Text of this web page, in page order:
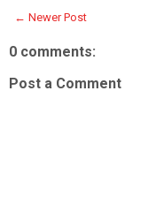
← Newer Post
0 comments:
Post a Comment